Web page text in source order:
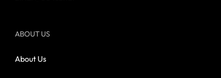
ABOUT US
About Us